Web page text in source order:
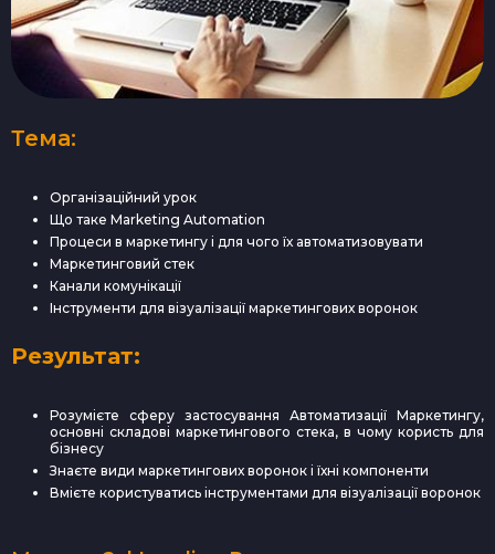
Тема:
Організаційний урок
Що таке Marketing Automation
Процеси в маркетингу і для чого їх автоматизовувати
Маркетинговий стек
Канали комунікації
Інструменти для візуалізації маркетингових воронок
Результат:
Розумієте сферу застосування Автоматизації Маркетингу,
основні складові маркетингового стека, в чому користь для
бізнесу
Знаєте види маркетингових воронок і їхні компоненти
Вмієте користуватись інструментами для візуалізації воронок